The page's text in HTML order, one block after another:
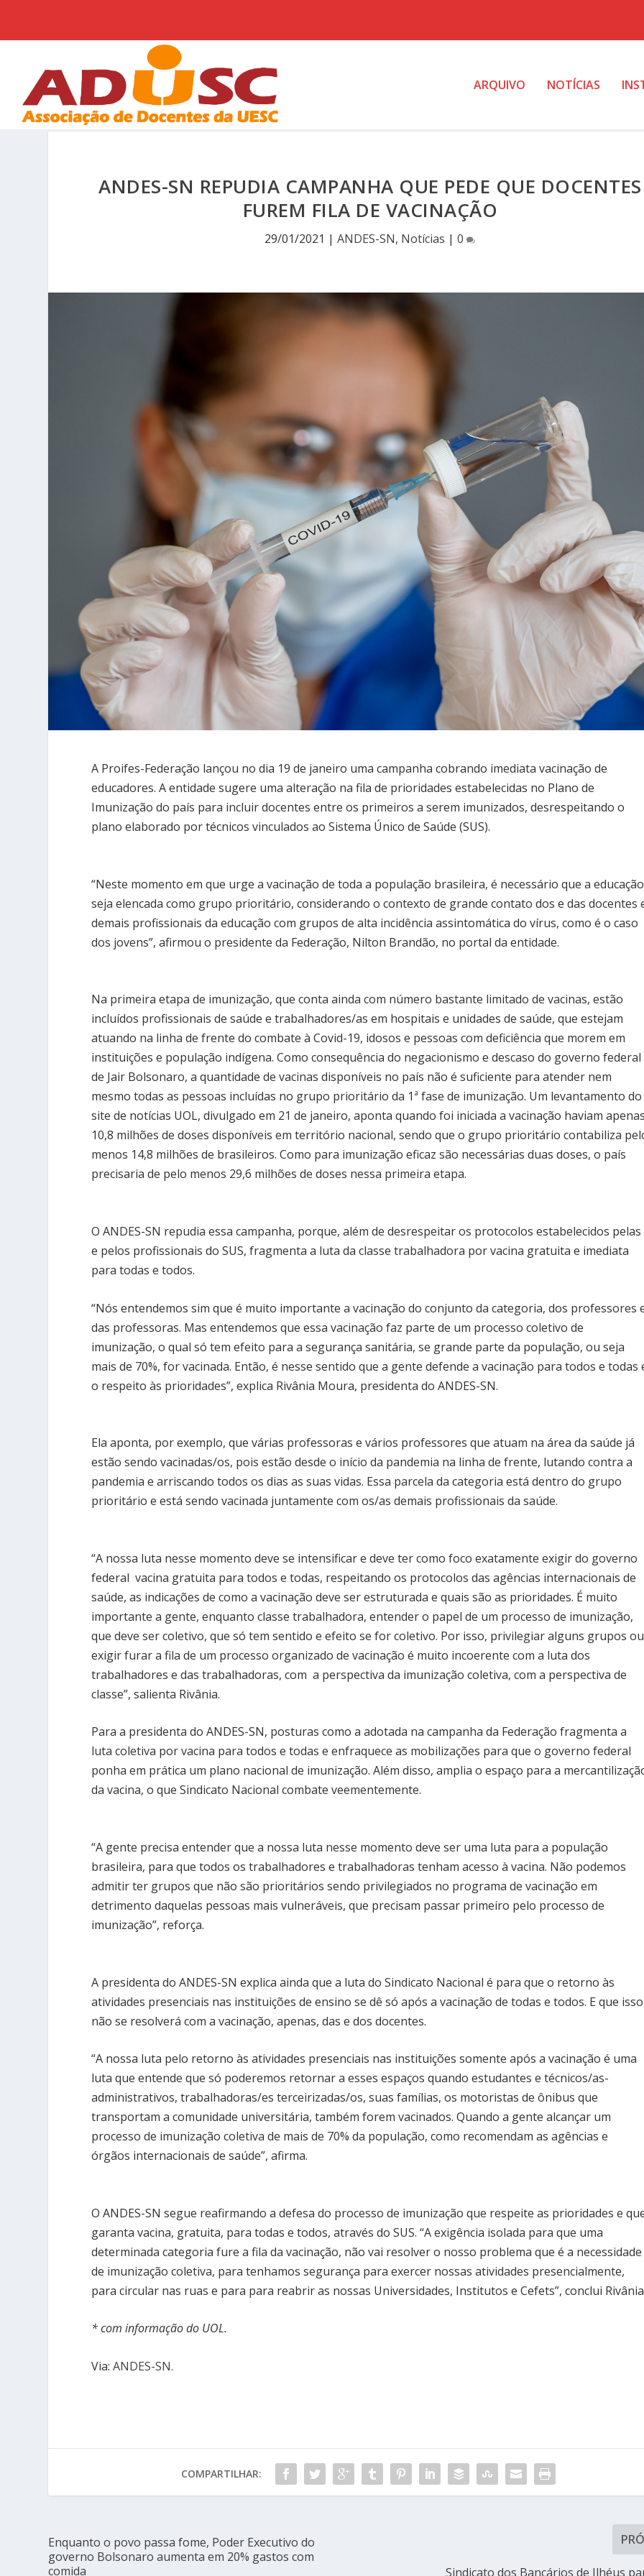
ARQUIVO NOTÍCIAS
ANDES-SN REPUDIA CAMPANHA QUE PEDE QUE DOCENTES
FUREM FILA DE VACINAÇÃO
29/01/2021 |ANDES-SN, Notícias |0
A Proifes-Federação lançou no dia 19 de janeiro uma campanha cobrando imediata vacinação de
educadores. A entidade sugere uma alteração na fila de prioridades estabelecidas no Plano de
Imunização do país para incluir docentes entre os primeiros a serem imunizados, desrespeitando o
plano elaborado por técnicos vinculados ao Sistema Único de Saúde (SUS).
“Neste momento em que urge a vacinação de toda a população brasileira, é necessário que a educação
seja elencada como grupo prioritário, considerando o contexto de grande contato dos e das docentes
demais profissionais da educação com grupos de alta incidência assintomática do vírus, como é o caso
dos jovens”, afirmou o presidente da Federação, Nilton Brandão, no portal da entidade.
Na primeira etapa de imunização, que conta ainda com número bastante limitado de vacinas, estão
incluídos profissionais de saúde e trabalhadores/as em hospitais e unidades de saúde, que estejam
atuando na linha de frente do combate à Covid-19, idosos e pessoas com deficiência que morem em
instituições e população indígena. Como consequência do negacionismo e descaso do governo federal
de Jair Bolsonaro, a quantidade de vacinas disponíveis no país não é suficiente para atender nem
mesmo todas as pessoas incluídas no grupo prioritário da 1ª fase de imunização. Um levantamento do
site de notícias UOL, divulgado em 21 de janeiro, aponta quando foi iniciada a vacinação haviam
10,8 milhões de doses disponíveis em território nacional, sendo que o grupo prioritário contabiliza
menos 14,8 milhões de brasileiros. Como para imunização eficaz são necessárias duas doses, o país
precisaria de pelo menos 29,6 milhões de doses nessa primeira etapa.
O ANDES-SN repudia essa campanha, porque, além de desrespeitar os protocolos estabelecidos pelas
e pelos profissionais do SUS, fragmenta a luta da classe trabalhadora por vacina gratuita e imediata
para todas e todos.
“Nós entendemos sim que é muito importante a vacinação do conjunto da categoria, dos professores
das professoras. Mas entendemos que essa vacinação faz parte de um processo coletivo de
imunização, o qual só tem efeito para a segurança sanitária, se grande parte da população, ou seja
mais de 70%, for vacinada. Então, é nesse sentido que a gente defende a vacinação para todos e todas
o respeito às prioridades”, explica Rivânia Moura, presidenta do ANDES-SN.
Ela aponta, por exemplo, que várias professoras e vários professores que atuam na área da saúde já
estão sendo vacinadas/os, pois estão desde o início da pandemia na linha de frente, lutando contra a
pandemia e arriscando todos os dias as suas vidas. Essa parcela da categoria está dentro do grupo
prioritário e está sendo vacinada juntamente com os/as demais profissionais da saúde.
“A nossa luta nesse momento deve se intensificar e deve ter como foco exatamente exigir do governo
federal vacina gratuita para todos e todas, respeitando os protocolos das agências internacionais de
saúde, as indicações de como a vacinação deve ser estruturada e quais são as prioridades. É muito
importante a gente, enquanto classe trabalhadora, entender o papel de um processo de imunização,
que deve ser coletivo, que só tem sentido e efeito se for coletivo. Por isso, privilegiar alguns grupos ou
exigir furar a fila de um processo organizado de vacinação é muito incoerente com a luta dos
trabalhadores e das trabalhadoras, com a perspectiva da imunização coletiva, com a perspectiva de
classe”, salienta Rivânia.
Para a presidenta do ANDES-SN, posturas como a adotada na campanha da Federação fragmenta a
luta coletiva por vacina para todos e todas e enfraquece as mobilizações para que o governo federal
ponha em prática um plano nacional de imunização. Além disso, amplia o espaço para a
da vacina, o que Sindicato Nacional combate veementemente.
“A gente precisa entender que a nossa luta nesse momento deve ser uma luta para a população
brasileira, para que todos os trabalhadores e trabalhadoras tenham acesso à vacina. Não podemos
admitir ter grupos que não são prioritários sendo privilegiados no programa de vacinação em
detrimento daquelas pessoas mais vulneráveis, que precisam passar primeiro pelo processo de
imunização”, reforça.
A presidenta do ANDES-SN explica ainda que a luta do Sindicato Nacional é para que o retorno às
atividades presenciais nas instituições de ensino se dê só após a vacinação de todas e todos. E que isso
não se resolverá com a vacinação, apenas, das e dos docentes.
“A nossa luta pelo retorno às atividades presenciais nas instituições somente após a vacinação é uma
luta que entende que só poderemos retornar a esses espaços quando estudantes e técnicos/as-
administrativos, trabalhadoras/es terceirizadas/os, suas famílias, os motoristas de ônibus que
transportam a comunidade universitária, também forem vacinados. Quando a gente alcançar um
processo de imunização coletiva de mais de 70% da população, como recomendam as agências e
órgãos internacionais de saúde”, afirma.
O ANDES-SN segue reafirmando a defesa do processo de imunização que respeite as prioridades e
garanta vacina, gratuita, para todas e todos, através do SUS. “A exigência isolada para que uma
determinada categoria fure a fila da vacinação, não vai resolver o nosso problema que é a necessidade
de imunização coletiva, para tenhamos segurança para exercer nossas atividades presencialmente,
para circular nas ruas e para para reabrir as nossas Universidades, Institutos e Cefets”, conclui
* com informação do UOL.
Via:ANDES-SN.
COMPARTILHAR:
Enquanto o povo passa fome, Poder Executivo do
governo Bolsonaro aumenta em 20% gastos com
comida
Sindicato dos Bancários de Ilhéus